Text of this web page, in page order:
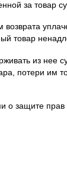
за товар
возврата
товар
из нее
потери им
о защите прав